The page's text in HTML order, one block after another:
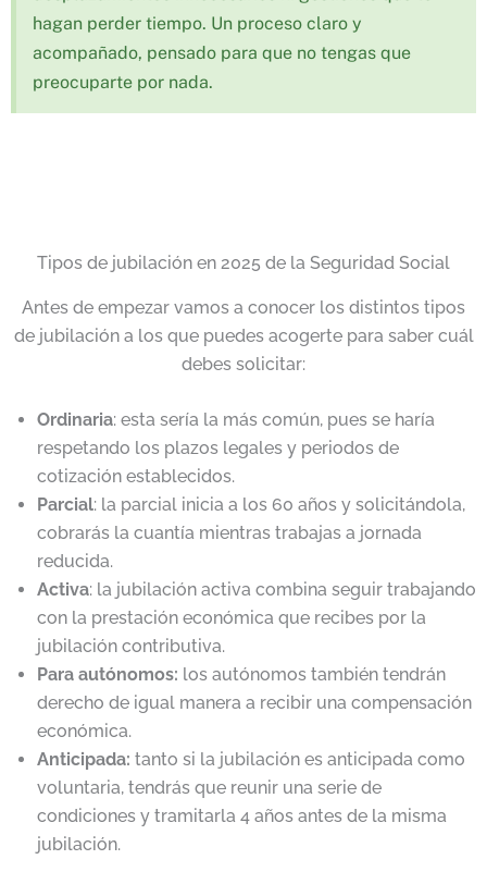
hagan perder tiempo. Un proceso claro y
acompañado, pensado para que no tengas que
preocuparte por nada.
Tipos de jubilación en 2025 de la Seguridad Social
Antes de empezar vamos a conocer los distintos tipos
de jubilación a los que puedes acogerte para saber cuál
debes solicitar:
Ordinaria: esta sería la más común, pues se haría
respetando los plazos legales y periodos de
cotización establecidos.
Parcial: la parcial inicia a los 60 años y solicitándola,
cobrarás la cuantía mientras trabajas a jornada
reducida.
Activa: la jubilación activa combina seguir trabajando
con la prestación económica que recibes por la
jubilación contributiva.
Para autónomos: los autónomos también tendrán
derecho de igual manera a recibir una compensación
económica.
Anticipada: tanto si la jubilación es anticipada como
voluntaria, tendrás que reunir una serie de
condiciones y tramitarla 4 años antes de la misma
jubilación.